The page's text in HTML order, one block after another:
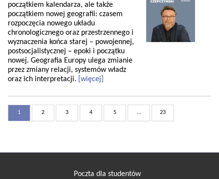
początkiem kalendarza, ale także
początkiem nowej geografii: czasem
rozpoczęcia nowego układu
chronologicznego oraz przestrzennego i
wyznaczenia końca starej – powojennej,
postsocjalistycznej – epoki i początku
nowej. Geografia Europy ulega zmianie
przez zmiany relacji, systemów władz
oraz ich interpretacji.
[więcej]
1 2 3 4 5 ... 23
Poczta dla studentów